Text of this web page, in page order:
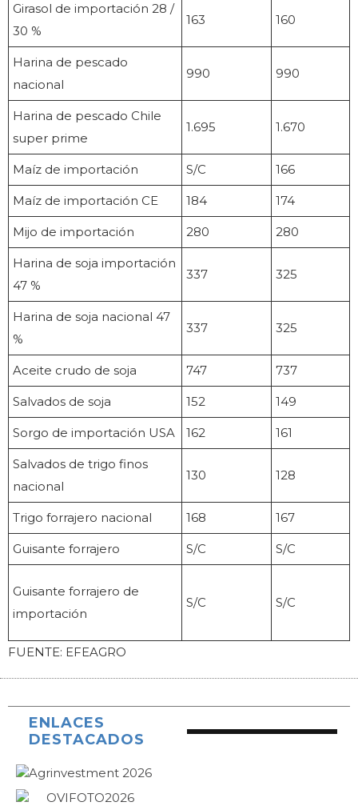
Girasol de importación 28 /
30 %
163 160
Harina de pescado
nacional
990 990
Harina de pescado Chile
super prime
1.695 1.670
Maíz de importación S/C 166
Maíz de importación CE 184 174
Mijo de importación 280 280
Harina de soja importación
47 %
337 325
Harina de soja nacional 47
%
337 325
Aceite crudo de soja 747 737
Salvados de soja 152 149
Sorgo de importación USA 162 161
Salvados de trigo finos
nacional
130 128
Trigo forrajero nacional 168 167
Guisante forrajero S/C S/C
Guisante forrajero de
importación
S/C S/C
FUENTE: EFEAGRO
ENLACES
DESTACADOS